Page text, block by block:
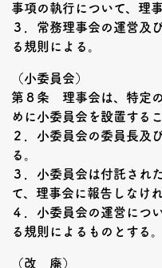
事項の執行について、理
３．常務理事会の運営及
る規則による。
（小委員会）
第８条 理事会は、特定
めに小委員会を設置する
２．小委員会の委員長及
る。
３．小委員会は付託され
て、理事会に報告しなけ
４．小委員会の運営につ
る規則によるものとする。
（改 廃）